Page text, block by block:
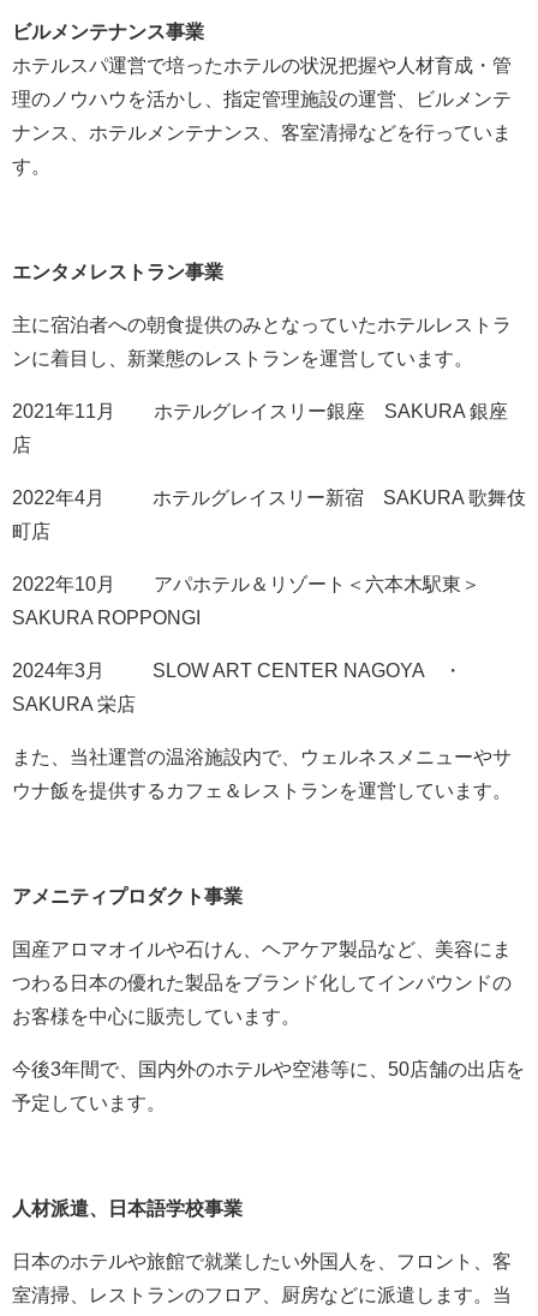
ビルメンテナンス事業
ホテルスパ運営で培ったホテルの状況把握や人材育成・管
理のノウハウを活かし、指定管理施設の運営、ビルメンテ
ナンス、ホテルメンテナンス、客室清掃などを行っていま
す。
エンタメレストラン事業
主に宿泊者への朝食提供のみとなっていたホテルレストラ
ンに着目し、新業態のレストランを運営しています。
2021年11月 ホテルグレイスリー銀座 SAKURA 銀座
店
2022年4月 ホテルグレイスリー新宿 SAKURA 歌舞伎
町店
2022年10月 アパホテル＆リゾート＜六本木駅東＞
SAKURA ROPPONGI
2024年3月 SLOW ART CENTER NAGOYA ・
SAKURA 栄店
また、当社運営の温浴施設内で、ウェルネスメニューやサ
ウナ飯を提供するカフェ＆レストランを運営しています。
アメニティプロダクト事業
国産アロマオイルや石けん、ヘアケア製品など、美容にま
つわる日本の優れた製品をブランド化してインバウンドの
お客様を中心に販売しています。
今後3年間で、国内外のホテルや空港等に、50店舗の出店を
予定しています。
人材派遣、日本語学校事業
日本のホテルや旅館で就業したい外国人を、フロント、客
室清掃、レストランのフロア、厨房などに派遣します。当